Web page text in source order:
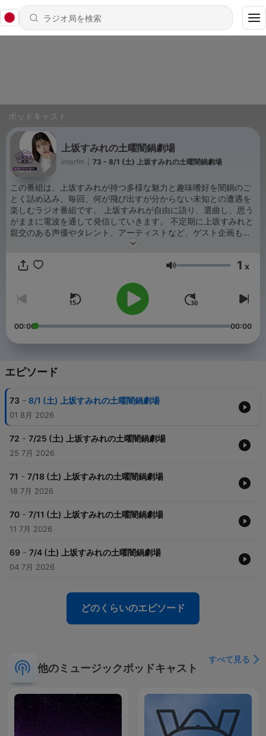
ポッドキャスト
上坂すみれの土曜闇鍋劇場
interfm 73 - 8/1 (土) 上坂すみれの土曜闇鍋劇場
この番組は、上坂すみれが持つ多様な魅力と趣味嗜好を闇鍋のご
とく詰め込み、毎回、何が飛び出すが分からない未知との遭遇を
楽しむラジオ番組です。 上坂すみれが自由に語り、選曲し、思う
がままに電波を通して発信していきます。 不定期に上坂すみれと
親交のある声優やタレント、アーティストなど、ゲスト企画も予
音量 1 x
00:00 00:00
エピソード
73 - 8/1 (土) 上坂すみれの土曜闇鍋劇場
01 8月 2026
72 - 7/25 (土) 上坂すみれの土曜闇鍋劇場
25 7月 2026
71 - 7/18 (土) 上坂すみれの土曜闇鍋劇場
18 7月 2026
70 - 7/11 (土) 上坂すみれの土曜闇鍋劇場
11 7月 2026
69 - 7/4 (土) 上坂すみれの土曜闇鍋劇場
04 7月 2026
どのくらいのエピソード
他のミュージックポッドキャスト
すべて見る